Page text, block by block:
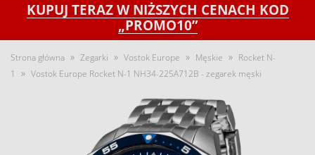
KUPUJ TERAZ W NIŻSZYCH CENACH KOD
„PROMO10”
Strona główna » Zegarki » Vostok Europe » Męskie » Rocket N-
1
» Vostok Europe Rocket N-1 NH34-225A712B - zegarek męski